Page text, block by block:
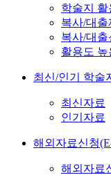
학술지 활
복사/대출
복사/대출
활용도 높
최신/인기 학술
최신자료
인기자료
해외자료신청
해외자료